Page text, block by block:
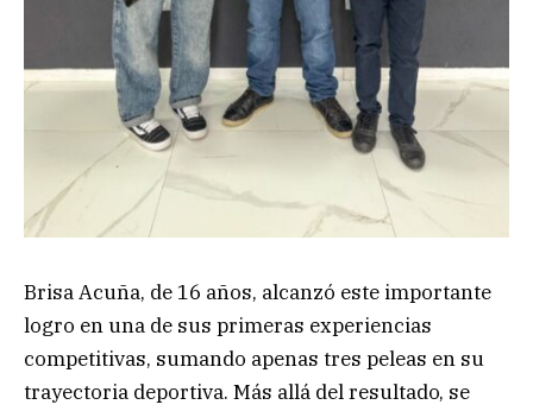
Brisa Acuña, de 16 años, alcanzó este importante
logro en una de sus primeras experiencias
competitivas, sumando apenas tres peleas en su
trayectoria deportiva. Más allá del resultado, se